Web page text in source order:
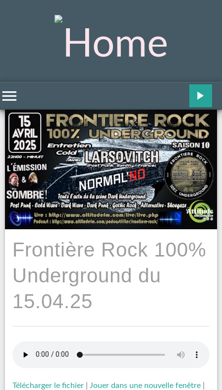
Frontière Rock 100%
Underground du
15.04.25
Télécharger le fichier Jouer dans une nouvelle fenêtre